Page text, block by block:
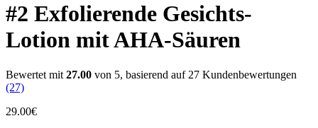
#2 Exfolierende Gesichts-
Lotion mit AHA-Säuren
Bewertet mit 27.00 von 5, basierend auf 27 Kundenbewertungen
(27)
29.00€